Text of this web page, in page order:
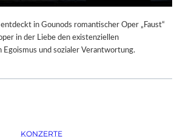
T
M
in Gounods romantischer Oper „Faust“
in der Liebe den existenziellen
Egoismus und sozialer Verantwortung.
KONZERTE